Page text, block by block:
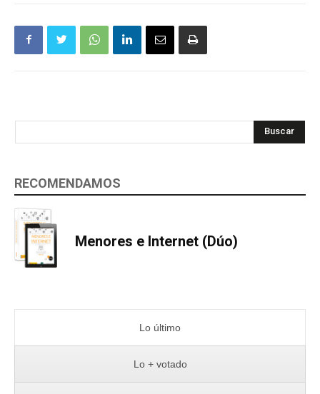
Buscar
RECOMENDAMOS
Menores e Internet (Dúo)
Lo último
Lo + votado